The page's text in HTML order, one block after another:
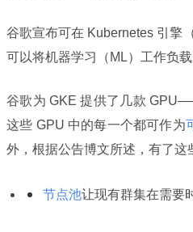
谷歌宣布可在 Kubernetes 引擎
可以将机器学习（ML）工作负
谷歌为 GKE 提供了几款
这些 GPU 中的每一个都可作为
外，根据公告博文所述，有了这
节点池让现有群集在需要